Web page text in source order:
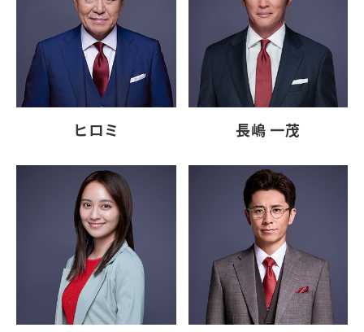
ヒロミ 長嶋 一茂